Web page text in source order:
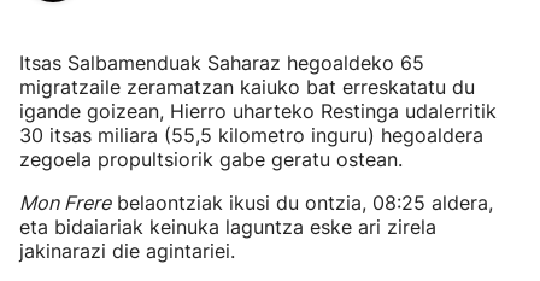
Itsas Salbamenduak Saharaz hegoaldeko 65
migratzaile zeramatzan kaiuko bat erreskatatu du
igande goizean, Hierro uharteko Restinga udalerritik
30 itsas miliara (55,5 kilometro inguru) hegoaldera
zegoela propultsiorik gabe geratu ostean.
Mon Frerebelaontziak ikusi du ontzia, 08:25 aldera,
eta bidaiariak keinuka laguntza eske ari zirela
jakinarazi die agintariei.